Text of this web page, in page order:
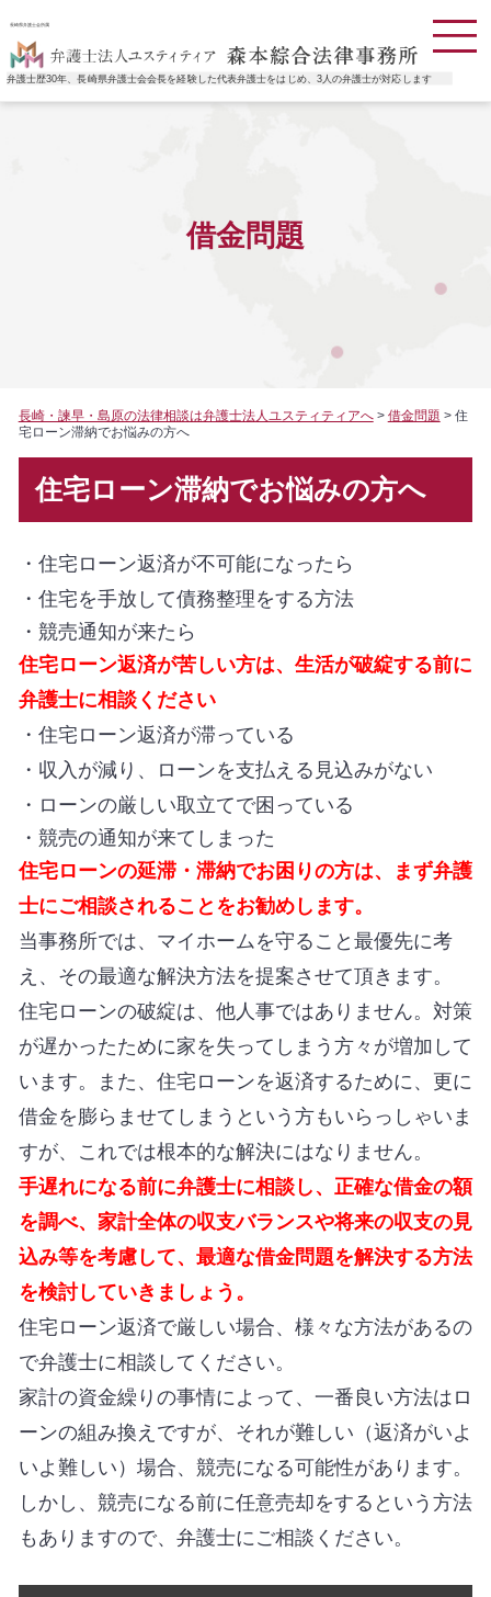
長崎県弁護士会所属
弁護士歴30年、長崎県弁護士会会長を経験した代表弁護士をはじめ、3人の弁護士が対応します
借金問題
長崎・諫早・島原の法律相談は弁護士法人ユスティティアへ> 借金問題 > 住
宅ローン滞納でお悩みの方へ
住宅ローン滞納でお悩みの方へ
・住宅ローン返済が不可能になったら
・住宅を手放して債務整理をする方法
・競売通知が来たら
住宅ローン返済が苦しい方は、生活が破綻する前に
弁護士に相談ください
・住宅ローン返済が滞っている
・収入が減り、ローンを支払える見込みがない
・ローンの厳しい取立てで困っている
・競売の通知が来てしまった
住宅ローンの延滞・滞納でお困りの方は、まず弁護
士にご相談されることをお勧めします。
当事務所では、マイホームを守ること最優先に考
え、その最適な解決方法を提案させて頂きます。
住宅ローンの破綻は、他人事ではありません。対策
が遅かったために家を失ってしまう方々が増加して
います。また、住宅ローンを返済するために、更に
借金を膨らませてしまうという方もいらっしゃいま
すが、これでは根本的な解決にはなりません。
手遅れになる前に弁護士に相談し、正確な借金の額
を調べ、家計全体の収支バランスや将来の収支の見
込み等を考慮して、最適な借金問題を解決する方法
を検討していきましょう。
住宅ローン返済で厳しい場合、様々な方法があるの
で弁護士に相談してください。
家計の資金繰りの事情によって、一番良い方法はロ
ーンの組み換えですが、それが難しい（返済がいよ
いよ難しい）場合、競売になる可能性があります。
しかし、競売になる前に任意売却をするという方法
もありますので、弁護士にご相談ください。